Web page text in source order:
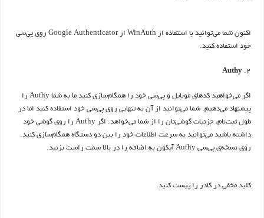
اکنون شما می‌توانید با استفاده از WinAuth از Google Authenticator روی پی‌سی
خود استفاده کنید.
Authy
اگر می‌خواهید کدهای موبایل و پی‌سی خود را همگام‌سازی کنید ما به شما Authy را
پیشنهاد می‌دهیم. شما می‌توانید از آن به تنهایی روی پی‌سی خود استفاده کنید اما در
طول ثبت‌نام، جزئیات گوشی‌تان را از شما می‌خواهد. اگر Authy را روی گوشی خود
داشته باشید می‌توانید به سرعت اطلاعات خود را بین دو دستگاه همگام‌سازی کنید.
روی نسخه‌ی پی‌سی Authy آیکون به اضافه را در بالا سمت راست بزنید.
کلید مخفی در کادر را پیست کنید.